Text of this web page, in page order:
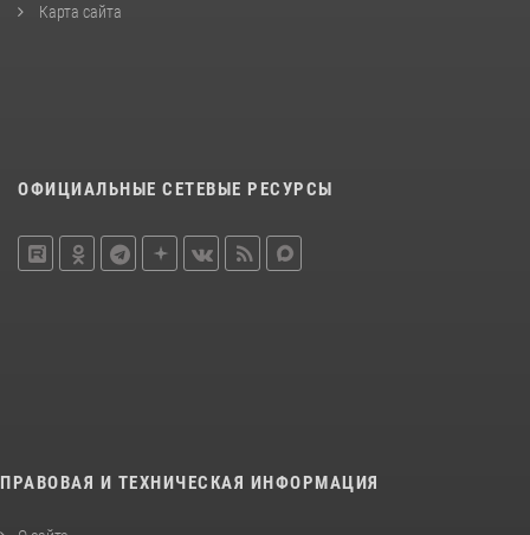
Карта сайта
ОФИЦИАЛЬНЫЕ СЕТЕВЫЕ РЕСУРСЫ
ПРАВОВАЯ И ТЕХНИЧЕСКАЯ ИНФОРМАЦИЯ